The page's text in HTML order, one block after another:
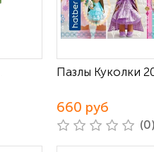
Пазлы Куколки
660 руб